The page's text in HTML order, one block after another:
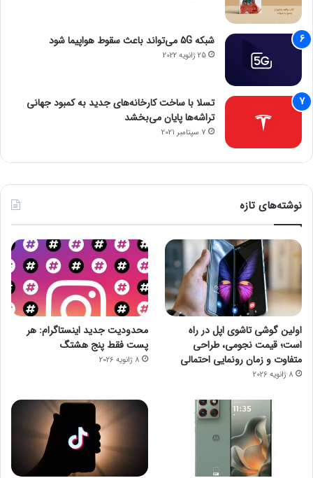
شبکه 5G می‌تواند باعث سقوط هواپیما شود
25 ژانویه 2022
تسلا با ساخت کارخانه‌های جدید به کمبود جهانی
تراشه‌ها پایان می‌بخشد
7 سپتامبر 2021
نوشته‌های تازه
اولین گوشی تاشوی اپل در راه
است؛ قیمت نجومی، طراحی
متفاوت و زمان رونمایی احتمالی
8 ژانویه 2026
محدودیت جدید اینستاگرام: هر
پست فقط پنج هشتگ
8 ژانویه 2026